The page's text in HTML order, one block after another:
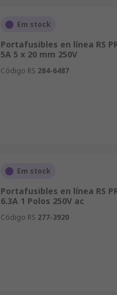
Em stock
Portafusibles en línea RS
5A 5 x 20 mm 250V
Código RS 284-6487
Em stock
Portafusibles en línea RS
6.3A 1 Polos 250V ac
Código RS 277-3920